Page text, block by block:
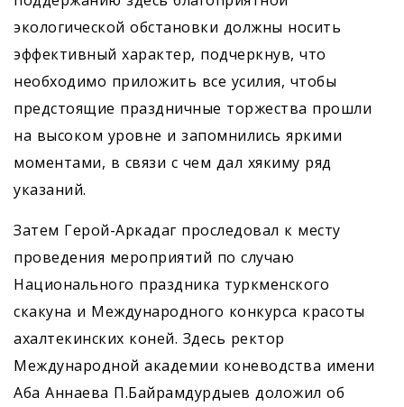
экологической обстановки должны носить
эффективный характер, подчеркнув, что
необходимо приложить все усилия, чтобы
предстоящие праздничные торжества прошли
на высоком уровне и запомнились яркими
моментами, в связи с чем дал хякиму ряд
указаний.
Затем Герой-Аркадаг проследовал к месту
проведения мероприятий по случаю
Национального праздника туркменского
скакуна и Международного конкурса красоты
ахалтекинских коней. Здесь ректор
Международной академии коневодства имени
Аба Аннаева П.Байрамдурдыев доложил об